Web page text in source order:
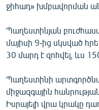
ՁԳՏԵԼՈՎ
ՓՈԴՔԱՍԹ
Հայերեն
Русский
ջիհադ» խմբավորման
Պաղեստինյան
մայիսի 9-ից սկսված
30 մարդ է զոհվել, ևս
Պաղեստինի
միջազգային
Իսրայելի վրա կրակը